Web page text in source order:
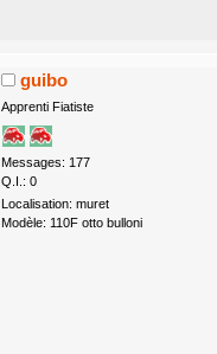
guibo
Apprenti Fiatiste
Messages: 177
Q.I.: 0
Localisation: muret
Modèle: 110F otto bulloni